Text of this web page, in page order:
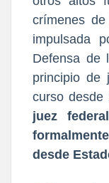
crímenes
impulsada
Defensa de
principio de
curso desde
juez
desde